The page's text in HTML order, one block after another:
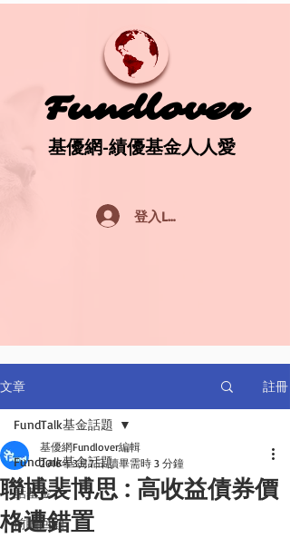
Fundlover
Fundlover
基優網-績優基金人人愛
基優網-績優基金人人愛
登入Log In
文章 註冊
FundTalk基金話題
話基金
前瞻回顧
FundTalk基金話題
聯博裴博思 : 高收益債券價
格遭錯置
基優網Fundlover編輯
2016年3月7日 讀畢需時 3 分鐘